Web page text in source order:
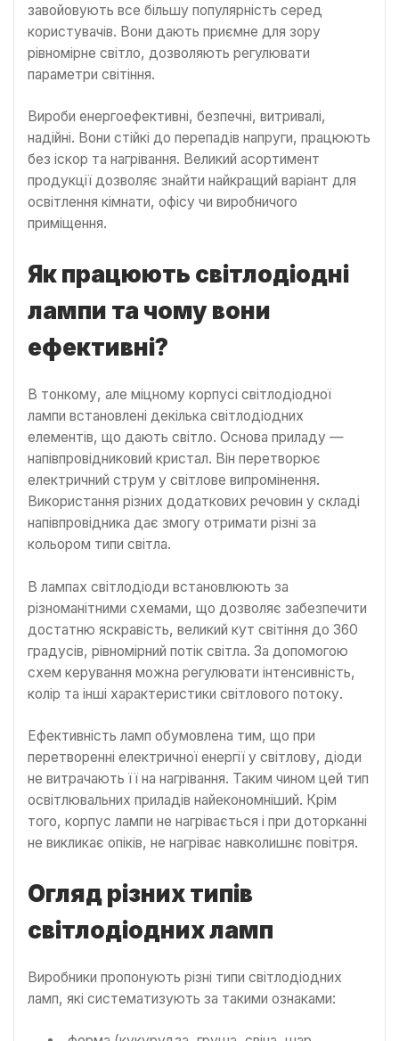
завойовують все більшу популярність серед
користувачів. Вони дають приємне для зору
рівномірне світло, дозволяють регулювати
параметри світіння.
Вироби енергоефективні, безпечні, витривалі,
надійні. Вони стійкі до перепадів напруги, працюють
без іскор та нагрівання. Великий асортимент
продукції дозволяє знайти найкращий варіант для
освітлення кімнати, офісу чи виробничого
приміщення.
Як працюють світлодіодні
лампи та чому вони
ефективні?
В тонкому, але міцному корпусі світлодіодної
лампи встановлені декілька світлодіодних
елементів, що дають світло. Основа приладу —
напівпровідниковий кристал. Він перетворює
електричний струм у світлове випромінення.
Використання різних додаткових речовин у складі
напівпровідника дає змогу отримати різні за
кольором типи світла.
В лампах світлодіоди встановлюють за
різноманітними схемами, що дозволяє забезпечити
достатню яскравість, великий кут світіння до 360
градусів, рівномірний потік світла. За допомогою
схем керування можна регулювати інтенсивність,
колір та інші характеристики світлового потоку.
Ефективність ламп обумовлена тим, що при
перетворенні електричної енергії у світлову, діоди
не витрачають її на нагрівання. Таким чином цей тип
освітлювальних приладів найекономніший. Крім
того, корпус лампи не нагрівається і при доторканні
не викликає опіків, не нагріває навколишнє повітря.
Огляд різних типів
світлодіодних ламп
Виробники пропонують різні типи світлодіодних
ламп, які систематизують за такими ознаками: